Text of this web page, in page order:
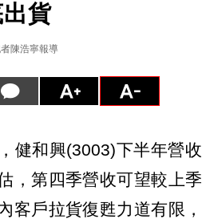
貨
陳浩寧報導
健和興(3003)下半年營收
，第四季營收可望較上季
客戶拉貨復甦力道有限，